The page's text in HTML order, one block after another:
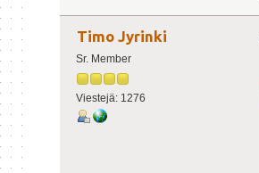
Timo Jyrinki
Sr. Member
Viestejä: 1276